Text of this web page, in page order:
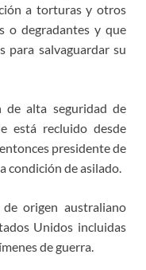
a torturas y otros
o degradantes y que
para salvaguardar su
de alta seguridad de
está recluido desde
presidente de
condición de asilado.
origen australiano
Unidos incluidas
de guerra.